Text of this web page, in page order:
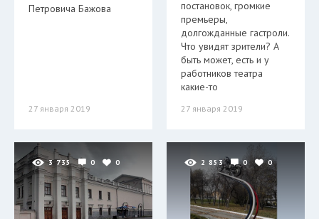
Петровича Бажова
27 января 2019
постановок, громкие
премьеры,
долгожданные гастроли.
Что увидят зрители? А
быть может, есть и у
работников театра
какие-то
27 января 2019
3 735 0 0 2 853 0 0